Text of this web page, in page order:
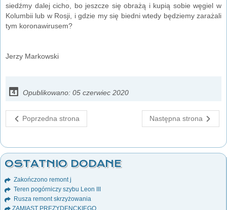
siedźmy dalej cicho, bo jeszcze się obrażą i kupią sobie węgiel w
Kolumbii lub w Rosji, i gdzie my się biedni wtedy będziemy zarażali
tym koronawirusem?
Jerzy Markowski
Opublikowano: 05 czerwiec 2020
Poprzedna strona Następna strona
OSTATNIO DODANE
Zakończono remont j
Teren pogórniczy szybu Leon III
Rusza remont skrzyżowania
ZAMIAST PREZYDENCKIEGO